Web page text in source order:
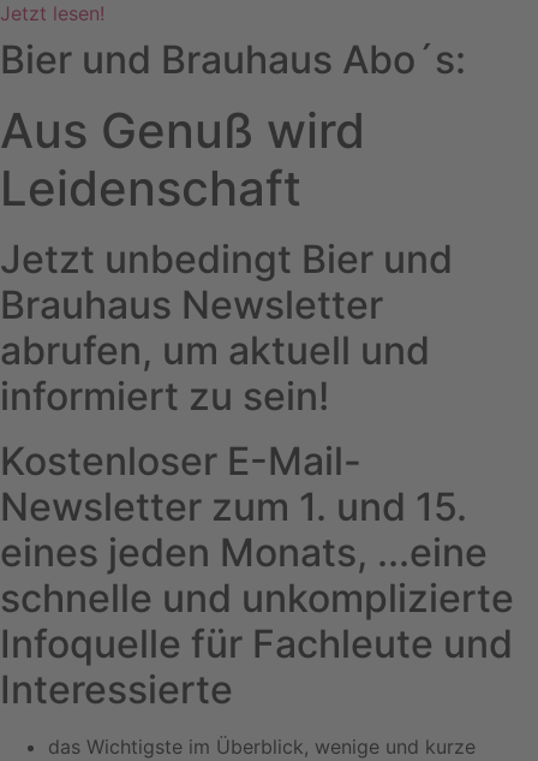
Jetzt lesen!
Bier und Brauhaus Abo´s:
Aus Genuß wird
Leidenschaft
Jetzt unbedingt Bier und
Brauhaus Newsletter
abrufen, um aktuell und
informiert zu sein!
Kostenloser E-Mail-
Newsletter zum 1. und 15.
eines jeden Monats, ...eine
schnelle und unkomplizierte
Infoquelle für Fachleute und
Interessierte
das Wichtigste im Überblick, wenige und kurze